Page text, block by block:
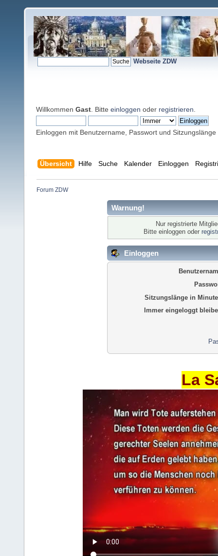
Webseite ZDW
Willkommen Gast . Bitte einloggen oder registrieren
Einloggen mit Benutzername, Passwort und Sitzungslänge
Übersicht Hilfe Suche Kalender Einloggen
Forum ZDW
Warnung!
Nur registrierte
Bitte einloggen oder
Einloggen
Sitzungslänge in
Immer eingeloggt
La